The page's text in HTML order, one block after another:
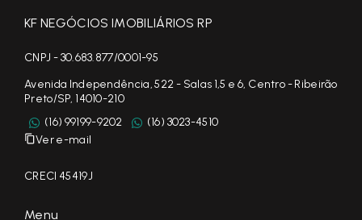
KF NEGÓCIOS IMOBILIÁRIOS RP
CNPJ - 30.683.877/0001-95
Avenida Independência, 522 - Salas 1,5 e 6, Centro - Ribeirão
Preto/SP, 14010-210
(16) 99199-9202
(16) 3023-4510
Ver e-mail
CRECI 45419J
Menu